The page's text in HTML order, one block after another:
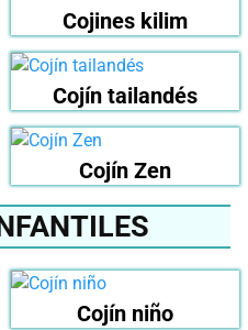
Cojines kilim
Cojín tailandés
Cojín Zen
Cojín niño